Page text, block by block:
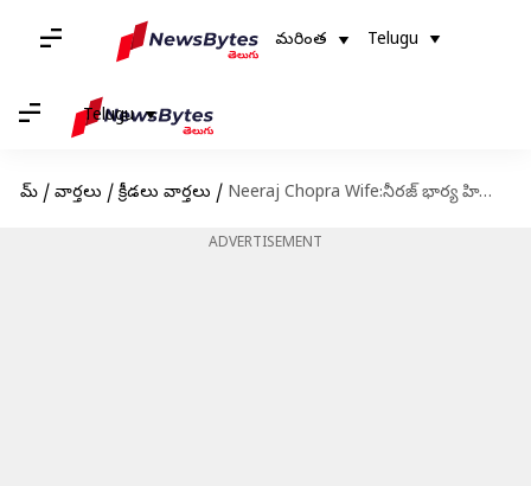
మరింత Telugu
Telugu
హోమ్ / వార్తలు / క్రీడలు వార్తలు / Neeraj Chopra Wife:నీరజ్ భార్య హిమానీ మోర్‌ రూ.1.5 కోట్ల జాబ్ వదులుకుంది.. కారణం ఇదే!
ADVERTISEMENT